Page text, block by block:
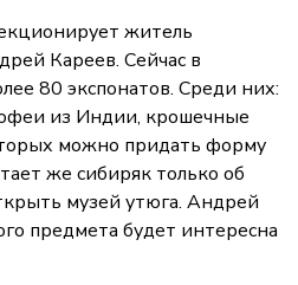
житель
Кареев. Сейчас в
80 экспонатов. Среди них:
из Индии, крошечные
можно придать форму
же сибиряк только об
музей утюга. Андрей
предмета будет интересна